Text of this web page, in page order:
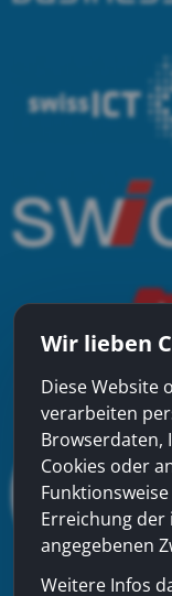
Wir lieben
Diese Website
verarbeiten
Browserdaten,
Cookies oder
Erreichung der
angegebenen
Weitere Infos